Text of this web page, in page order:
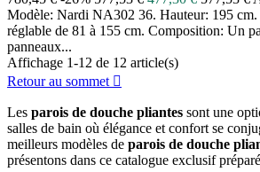
Modèle: Nardi NA302 36. Hauteur: 195
réglable de 81 à 155 cm. Composition: Un
panneaux...
Affichage 1-12 de 12 article(s)
Retour au sommet 
Les parois de douche pliantes sont une
salles de bain où élégance et confort se
meilleurs modèles de parois de douche
présentons dans ce catalogue exclusif